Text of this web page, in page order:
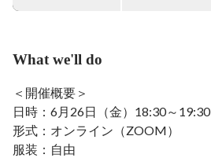
What we'll do
＜開催概要＞
日時：6月26日（金）18:30～19:30
形式：オンライン（ZOOM）
服装：自由